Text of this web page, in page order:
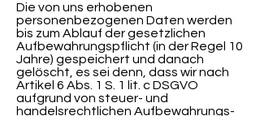
Die von uns erhobenen
personenbezogenen Daten werden
bis zum Ablauf der gesetzlichen
Aufbewahrungspflicht (in der Regel 10
Jahre) gespeichert und danach
gelöscht, es sei denn, dass wir nach
Artikel 6 Abs. 1 S. 1 lit. c DSGVO
aufgrund von steuer- und
handelsrechtlichen Aufbewahrungs-